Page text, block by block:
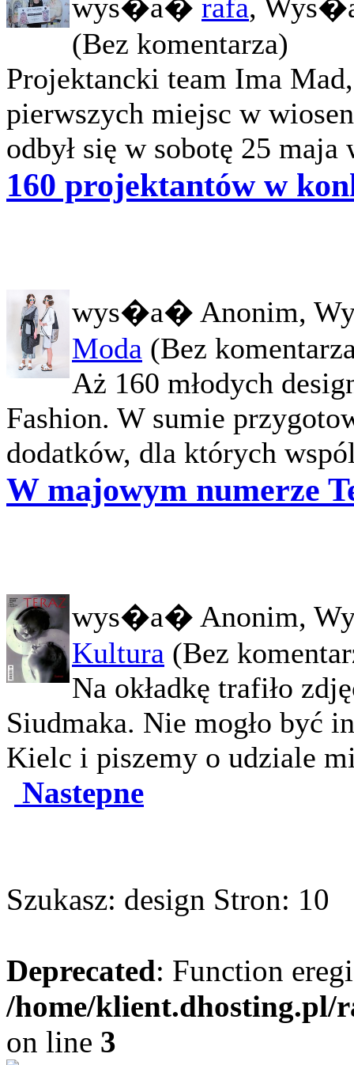
wys�a� rafa,
(Bez komentarza)
Projektancki team Ima
pierwszych miejsc w
odbył się w sobotę 25 maja
160 projektantów w
wys�a� Anonim,
Moda (Bez
Aż 160 młodych
Fashion. W sumie
dodatków, dla których
W majowym numerze
wys�a� Anonim,
Kultura (Bez
Na okładkę trafiło
Siudmaka. Nie mogło być
Kielc i piszemy o udziale
Nastepne
Szukasz: design Stron: 10
Deprecated: Function
/home/
on line 3